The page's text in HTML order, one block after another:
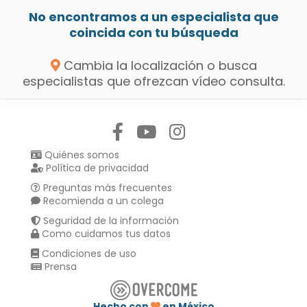
No encontramos a un especialista que
coincida con tu búsqueda
Cambia la localización o busca
especialistas que ofrezcan vídeo consulta.
Quiénes somos
Política de privacidad
Preguntas más frecuentes
Recomienda a un colega
Seguridad de la información
Como cuidamos tus datos
Condiciones de uso
Prensa